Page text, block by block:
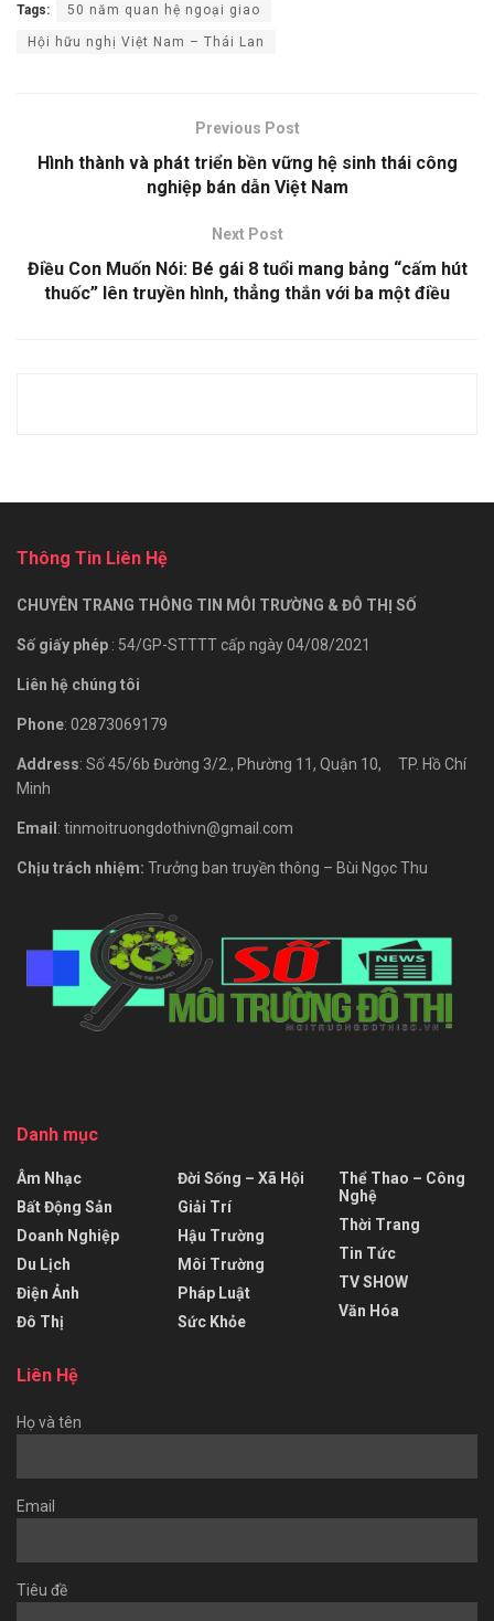
Tags: 50 năm quan hệ ngoại giao
Hội hữu nghị Việt Nam – Thái Lan
Previous Post
Hình thành và phát triển bền vững hệ sinh thái công
nghiệp bán dẫn Việt Nam
Next Post
Điều Con Muốn Nói: Bé gái 8 tuổi mang bảng “cấm hút
thuốc” lên truyền hình, thẳng thắn với ba một điều
Thông Tin Liên Hệ
CHUYÊN TRANG THÔNG TIN MÔI TRƯỜNG & ĐÔ THỊ SỐ
Số giấy phép : 54/GP-STTTT cấp ngày 04/08/2021
Liên hệ chúng tôi
Phone: 02873069179
Address: Số 45/6b Đường 3/2., Phường 11, Quận 10, TP. Hồ Chí
Minh
Email : tinmoitruongdothivn@gmail.com
Chịu trách nhiệm: Trưởng ban truyền thông – Bùi Ngọc Thu
Danh mục
Âm Nhạc
Bất Động Sản
Doanh Nghiệp
Du Lịch
Điện Ảnh
Đô Thị
Đời Sống – Xã Hội
Giải Trí
Hậu Trường
Môi Trường
Pháp Luật
Sức Khỏe
Thể Thao – Công
Nghệ
Thời Trang
Tin Tức
TV SHOW
Văn Hóa
Liên Hệ
Họ và tên
Email
Tiêu đề